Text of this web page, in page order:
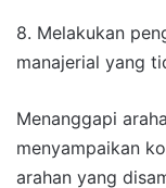
8. Melakukan
manajerial yang
Menanggapi
menyampaikan
arahan yang